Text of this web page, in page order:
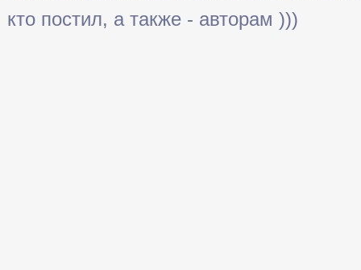
кто постил, а также - авторам )))